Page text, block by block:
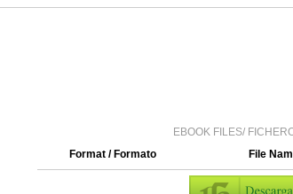
EBOOK FILES/
Format / Formato
File